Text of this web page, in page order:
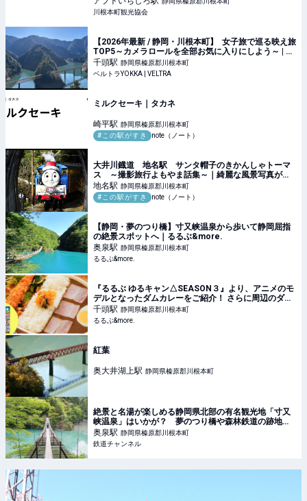
川根本町観光協会
【2026年最新 / 静岡・川根本町】 女子旅で巡る映え旅
TOP5～カメラロールを全部お気に入りにしよう～ | 海
外旅行、日本国内旅行のおすすめ情報 | ベルトラ
YOKKA | VELTRA
千頭駅 静岡県榛原郡川根本町
ベルトラYOKKA | VELTRA
ミルクセーキ｜タカネ
崎平駅 静岡県榛原郡川根本町
#この駅がすき
note（ノート）
大井川鐡道 地名駅 サンタ帽子のきかんしゃトーマ
ス ～撮影旅行よもやま話集～｜綺麗な風景写真が撮
りたい
地名駅 静岡県榛原郡川根本町
#この駅がすき
note（ノート）
【静岡・夢のつり橋】寸又峡温泉から歩いて静岡屈指
の絶景スポットへ｜るるぶ&more.
奥泉駅 静岡県榛原郡川根本町
るるぶ&more.
『るるぶ ゆるキャン△SEASON３』より、アニメのモ
デルとなったダムカレーをご紹介！ さらに周辺のダム
カレーも！｜るるぶ&more.
千頭駅 静岡県榛原郡川根本町
るるぶ&more.
紅葉
奥大井湖上駅 静岡県榛原郡川根本町
絶景と名湯が楽しめる静岡県北部の有名観光地「寸又
峡温泉」はいかが？ 夢のつり橋や森林鉄道の跡地を
巡る旅 | コラム | 鉄道チャンネル
奥泉駅 静岡県榛原郡川根本町
鉄道チャンネル